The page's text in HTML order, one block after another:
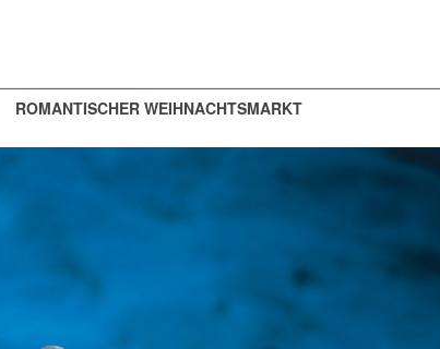
ROMANTISCHER WEIHNACHTSMARKT